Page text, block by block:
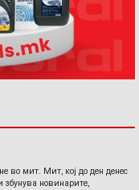
во мит. Мит, кој до ден денес
збунува новинарите,